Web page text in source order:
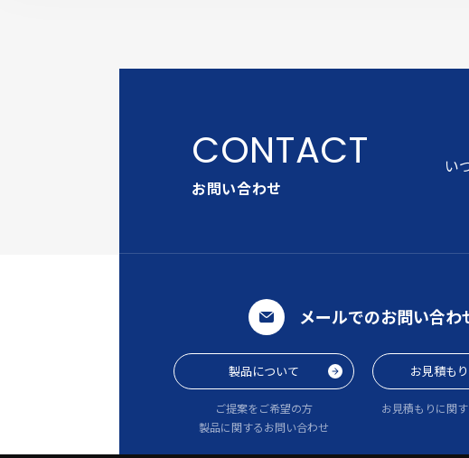
お問い合わせ
い
メールでのお問い合わ
製品について
ご提案をご希望の方
製品に関するお問い合わせ
お見積も
お見積もりに関